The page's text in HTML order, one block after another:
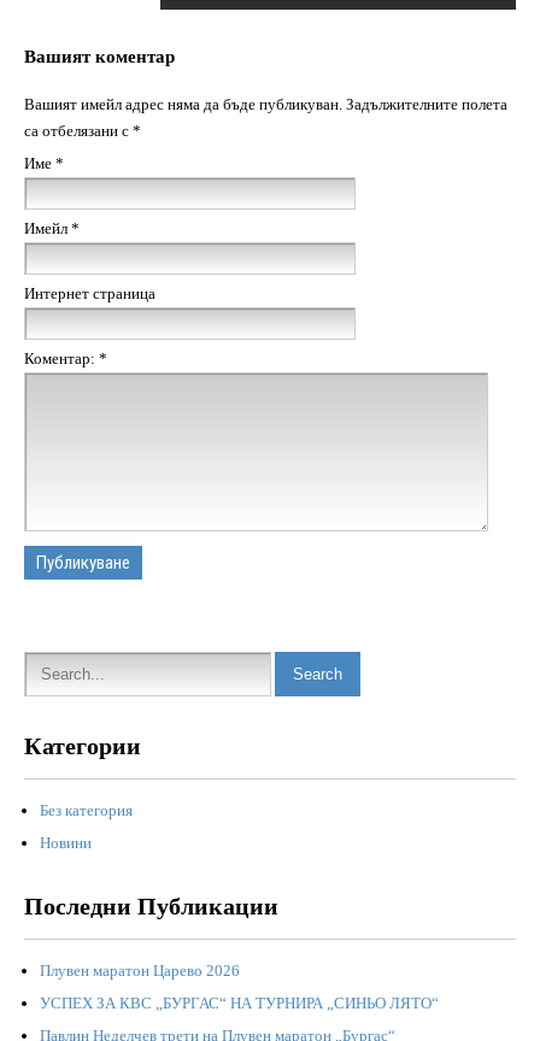
Вашият коментар
Вашият имейл адрес няма да бъде публикуван. Задължителните полета
са отбелязани с *
Име *
Имейл *
Интернет страница
Коментар: *
Категории
Без категория
Новини
Последни Публикации
Плувен маратон Царево 2026
УСПЕХ ЗА КВС „БУРГАС“ НА ТУРНИРА „СИНЬО ЛЯТО“
Павлин Неделчев трети на Плувен маратон „Бургас“